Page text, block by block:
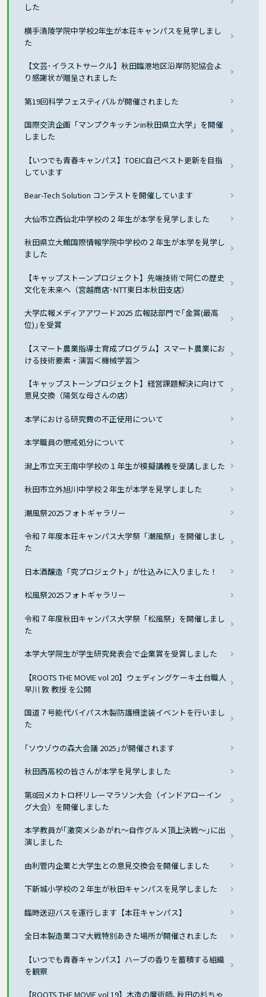
した
横手清陵学院中学校2年生が本荘キャンパスを見学しまし
た
【文芸･イラストサークル】秋田臨港地区沿岸防犯協会よ
り感謝状が贈呈されました
第19回科学フェスティバルが開催されました
国際交流企画「マンプクキッチンin秋田県立大学」を開催
しました
【いつでも青春キャンパス】TOEIC自己ベスト更新を目指
しています
Bear-Tech Solution コンテストを開催しています
大仙市立西仙北中学校の２年生が本学を見学しました
秋田県立大館国際情報学院中学校の２年生が本学を見学し
ました
【キャップストーンプロジェクト】先端技術で阿仁の歴史
文化を未来へ（宮越商店･NTT東日本秋田支店）
大学広報メディアアワード2025 広報誌部門で｢金賞(最高
位)｣を受賞
【スマート農業指導士育成プログラム】スマート農業にお
ける技術要素・演習＜機械学習＞
【キャップストーンプロジェクト】経営課題解決に向けて
意見交換（陽気な母さんの店）
本学における研究費の不正使用について
本学職員の懲戒処分について
潟上市立天王南中学校の１年生が模擬講義を受講しました
秋田市立外旭川中学校２年生が本学を見学しました
潮風祭2025フォトギャラリー
令和７年度本荘キャンパス大学祭「潮風祭」を開催しまし
た
日本酒醸造「究プロジェクト」が仕込みに入りました！
松風祭2025フォトギャラリー
令和７年度秋田キャンパス大学祭「松風祭」を開催しまし
た
本学大学院生が学生研究発表会で企業賞を受賞しました
【ROOTS THE MOVIE vol 20】ウェディングケーキ土台職人
早川 敦 教授 を公開
国道７号能代バイパス木製防護柵塗装イベントを行いまし
た
｢ソウゾウの森大会議 2025｣が開催されます
秋田西高校の皆さんが本学を見学しました
第8回メカトロ杯リレーマラソン大会（インドアローイン
グ大会）を開催しました
本学教員が｢激突メシあがれ〜自作グルメ頂上決戦〜｣に出
演しました
由利管内企業と大学生との意見交換会を開催しました
下新城小学校の２年生が秋田キャンパスを見学しました
臨時送迎バスを運行します【本荘キャンパス】
全日本製造業コマ大戦特別あきた場所が開催されました
【いつでも青春キャンパス】ハーブの香りを蓄積する組織
を観察
【ROOTS THE MOVIE vol 19】木造の魔術師､秋田の杉ちゃ